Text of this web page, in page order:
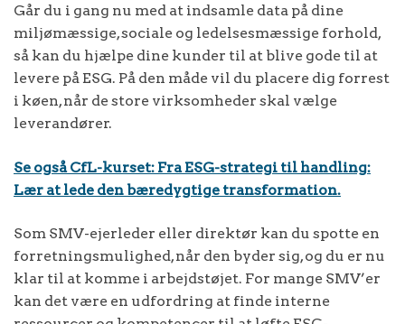
Går du i gang nu med at indsamle data på dine
miljømæssige, sociale og ledelsesmæssige forhold,
så kan du hjælpe dine kunder til at blive gode til at
levere på ESG. På den måde vil du placere dig forrest
i køen, når de store virksomheder skal vælge
leverandører.
Se også CfL-kurset: Fra ESG-strategi til handling:
Lær at lede den bæredygtige transformation.
Som SMV-ejerleder eller direktør kan du spotte en
forretningsmulighed, når den byder sig, og du er nu
klar til at komme i arbejdstøjet. For mange SMV’er
kan det være en udfordring at finde interne